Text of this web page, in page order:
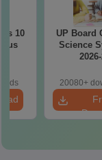
10
UP Board
Science
20080+